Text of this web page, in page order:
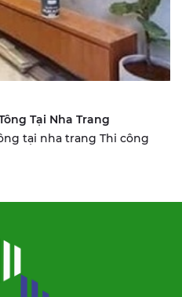
Tại Nha Trang
tại nha trang Thi công